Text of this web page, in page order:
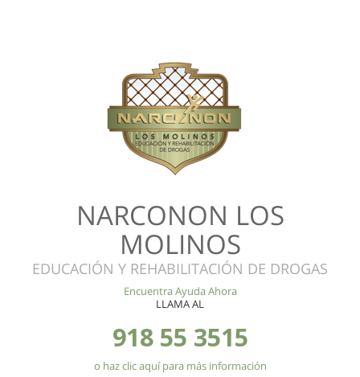
NARCONON LOS
MOLINOS
EDUCACIÓN Y REHABILITACIÓN DE DROGAS
Encuentra Ayuda Ahora
LLAMA AL
918 55 3515
o haz clic aquí para más información